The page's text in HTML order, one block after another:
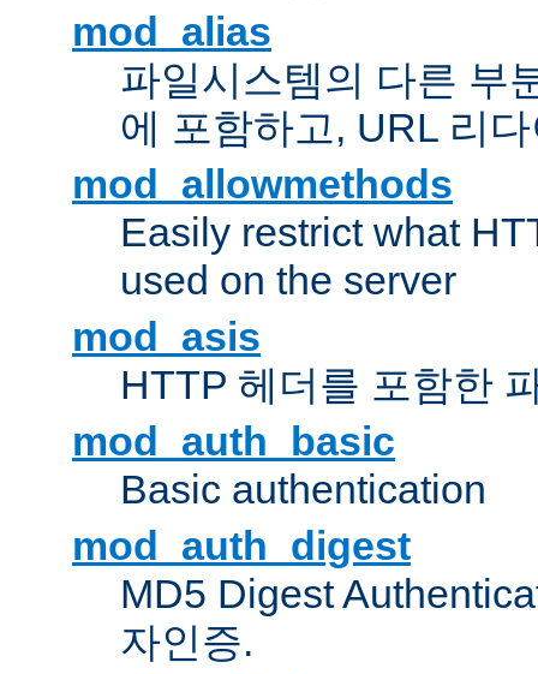
mod_alias
파일시스템의 다른 부
에 포함하고, URL 리
mod_allowmethods
Easily restrict what
used on the server
mod_asis
HTTP 헤더를 포함한
mod_auth_basic
Basic authentication
mod_auth_digest
MD5 Digest
자인증.